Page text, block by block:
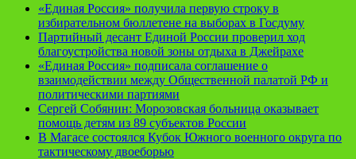
«Единая Россия» получила первую строку в
избирательном бюллетене на выборах в Госдуму
Партийный десант Единой России проверил ход
благоустройства новой зоны отдыха в Джейрахе
«Единая Россия» подписала соглашение о
взаимодействии между Общественной палатой РФ и
политическими партиями
Сергей Собянин: Морозовская больница оказывает
помощь детям из 89 субъектов России
В Магасе состоялся Кубок Южного военного округа по
тактическому двоеборью